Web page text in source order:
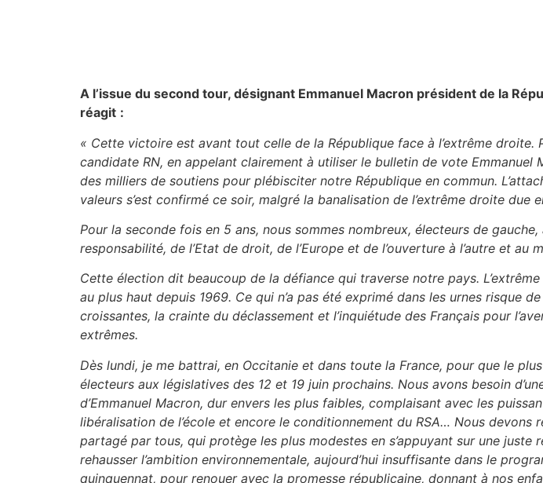
A l’issue du second tour, désignant Emmanuel Macron président de la
réagit :
« Cette victoire est avant tout celle de la République face à l’extrême
candidate RN, en appelant clairement à utiliser le bulletin de vote Emmanuel
des milliers de soutiens pour plébisciter notre République en commun.
valeurs s’est confirmé ce soir, malgré la banalisation de l’extrême droite due
Pour la seconde fois en 5 ans, nous sommes nombreux, électeurs de
responsabilité, de l’Etat de droit, de l’Europe et de l’ouverture à l’autre et au
Cette élection dit beaucoup de la défiance qui traverse notre pays.
au plus haut depuis 1969. Ce qui n’a pas été exprimé dans les urnes risque
croissantes, la crainte du déclassement et l’inquiétude des Français pour
extrêmes.
Dès lundi, je me battrai, en Occitanie et dans toute la France, pour que le
électeurs aux législatives des 12 et 19 juin prochains. Nous avons besoin
d’Emmanuel Macron, dur envers les plus faibles, complaisant avec les
libéralisation de l’école et encore le conditionnement du RSA… Nous devons
partagé par tous, qui protège les plus modestes en s’appuyant sur une
rehausser l’ambition environnementale, aujourd’hui insuffisante dans le
quinquennat, pour renouer avec la promesse républicaine, donnant à nos